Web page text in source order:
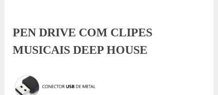
PEN DRIVE COM CLIPES
MUSICAIS DEEP HOUSE